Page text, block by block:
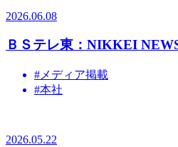
2026.06.08
ＢＳテレ東：NIKKEI
#メディア掲載
#本社
2026.05.22